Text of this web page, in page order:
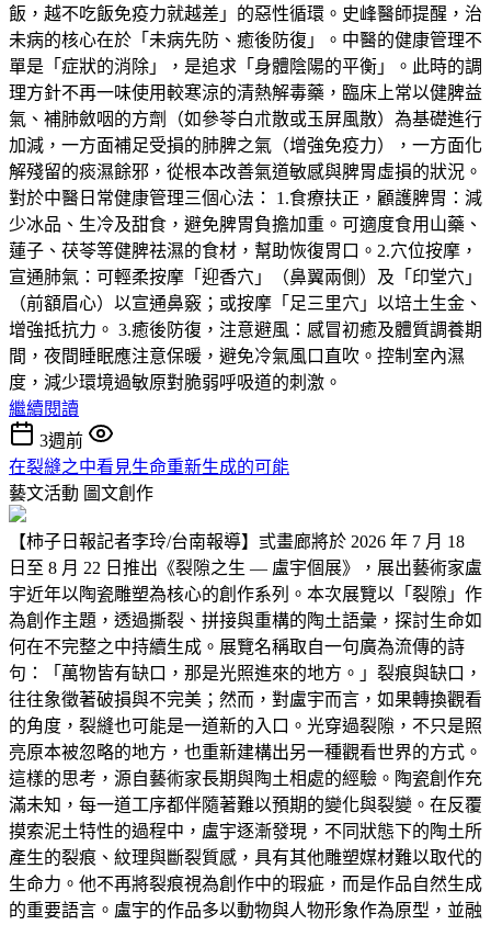
飯，越不吃飯免疫力就越差」的惡性循環。史峰醫師提醒，治
未病的核心在於「未病先防、癒後防復」。中醫的健康管理不
單是「症狀的消除」，是追求「身體陰陽的平衡」。此時的調
理方針不再一味使用較寒涼的清熱解毒藥，臨床上常以健脾益
氣、補肺斂咽的方劑（如參苓白朮散或玉屏風散）為基礎進行
加減，一方面補足受損的肺脾之氣（增強免疫力），一方面化
解殘留的痰濕餘邪，從根本改善氣道敏感與脾胃虛損的狀況。
對於中醫日常健康管理三個心法： 1.食療扶正，顧護脾胃：減
少冰品、生冷及甜食，避免脾胃負擔加重。可適度食用山藥、
蓮子、茯苓等健脾祛濕的食材，幫助恢復胃口。2.穴位按摩，
宣通肺氣：可輕柔按摩「迎香穴」（鼻翼兩側）及「印堂穴」
（前額眉心）以宣通鼻竅；或按摩「足三里穴」以培土生金、
增強抵抗力。 3.癒後防復，注意避風：感冒初癒及體質調養期
間，夜間睡眠應注意保暖，避免冷氣風口直吹。控制室內濕
度，減少環境過敏原對脆弱呼吸道的刺激。
繼續閱讀
3週前
在裂縫之中看見生命重新生成的可能
藝文活動 圖文創作
【柿子日報記者李玲/台南報導】弎畫廊將於 2026 年 7 月 18
日至 8 月 22 日推出《裂隙之生 — 盧宇個展》，展出藝術家盧
宇近年以陶瓷雕塑為核心的創作系列。本次展覽以「裂隙」作
為創作主題，透過撕裂、拼接與重構的陶土語彙，探討生命如
何在不完整之中持續生成。展覽名稱取自一句廣為流傳的詩
句：「萬物皆有缺口，那是光照進來的地方。」裂痕與缺口，
往往象徵著破損與不完美；然而，對盧宇而言，如果轉換觀看
的角度，裂縫也可能是一道新的入口。光穿過裂隙，不只是照
亮原本被忽略的地方，也重新建構出另一種觀看世界的方式。
這樣的思考，源自藝術家長期與陶土相處的經驗。陶瓷創作充
滿未知，每一道工序都伴隨著難以預期的變化與裂變。在反覆
摸索泥土特性的過程中，盧宇逐漸發現，不同狀態下的陶土所
產生的裂痕、紋理與斷裂質感，具有其他雕塑媒材難以取代的
生命力。他不再將裂痕視為創作中的瑕疵，而是作品自然生成
的重要語言。盧宇的作品多以動物與人物形象作為原型，並融